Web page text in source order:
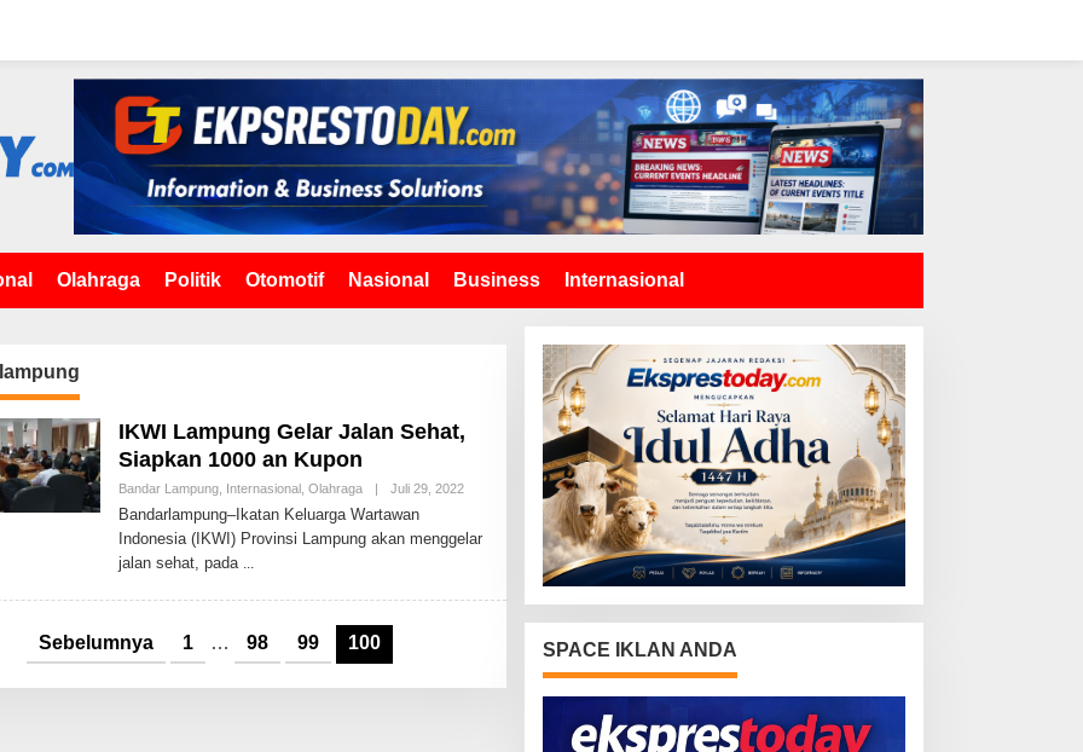
Olahraga Politik Otomotif Nasional Business Internasional
IKWI Lampung Gelar Jalan Sehat,
Siapkan 1000 an Kupon
Bandar Lampung, Internasional, Olahraga | Juli 29, 2022O
H
Bandarlampung–Ikatan Keluarga Wartawan
Indonesia (IKWI) Provinsi Lampung akan menggelar
jalan sehat, pada
Sebelumnya 1 … 98 99 100 SPACE IKLAN ANDA